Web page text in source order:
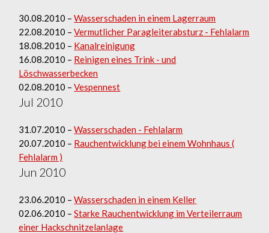
30.08.2010 –Wasserschaden in einem Lagerraum
22.08.2010 –Vermutlicher Paragleiterabsturz - Fehlalarm
18.08.2010 – Kanalreinigung
16.08.2010 – Reinigen eines Trink - und
Löschwasserbecken
02.08.2010 –Vespennest
Jul 2010
31.07.2010 –Wasserschaden - Fehlalarm
20.07.2010 – Rauchentwicklung bei einem Wohnhaus (
Fehlalarm )
Jun 2010
23.06.2010 –Wasserschaden in einem Keller
02.06.2010 –Starke Rauchentwicklung im Verteilerraum
einer Hackschnitzelanlage